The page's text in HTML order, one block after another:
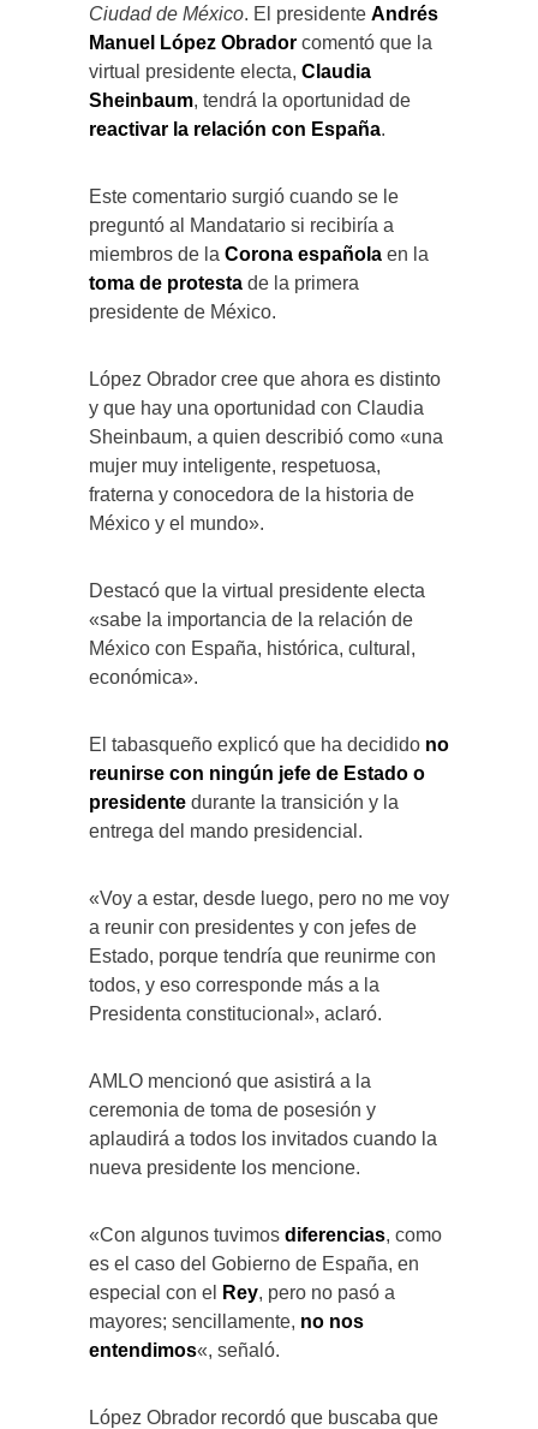
Ciudad de México. El presidente Andrés
Manuel López Obrador comentó que la
virtual presidente electa, Claudia
Sheinbaum, tendrá la oportunidad de
reactivar la relación con España.
Este comentario surgió cuando se le
preguntó al Mandatario si recibiría a
miembros de la Corona española en la
toma de protesta de la primera
presidente de México.
López Obrador cree que ahora es distinto
y que hay una oportunidad con Claudia
Sheinbaum, a quien describió como «una
mujer muy inteligente, respetuosa,
fraterna y conocedora de la historia de
México y el mundo».
Destacó que la virtual presidente electa
«sabe la importancia de la relación de
México con España, histórica, cultural,
económica».
El tabasqueño explicó que ha decidido no
reunirse con ningún jefe de Estado o
presidente durante la transición y la
entrega del mando presidencial.
«Voy a estar, desde luego, pero no me voy
a reunir con presidentes y con jefes de
Estado, porque tendría que reunirme con
todos, y eso corresponde más a la
Presidenta constitucional», aclaró.
AMLO mencionó que asistirá a la
ceremonia de toma de posesión y
aplaudirá a todos los invitados cuando la
nueva presidente los mencione.
«Con algunos tuvimos diferencias, como
es el caso del Gobierno de España, en
especial con el
Rey, pero no pasó a
mayores; sencillamente, no nos
entendimos«, señaló.
López Obrador recordó que buscaba que